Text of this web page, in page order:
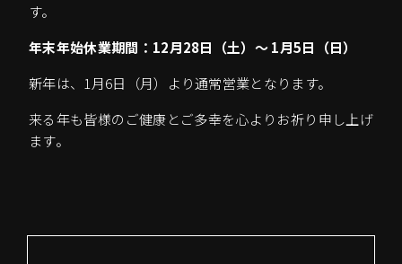
す。
年末年始休業期間：12月28日（土）～ 1月5日（日）
新年は、1月6日（月）より通常営業となります。
来る年も皆様のご健康とご多幸を心よりお祈り申し上げ
ます。